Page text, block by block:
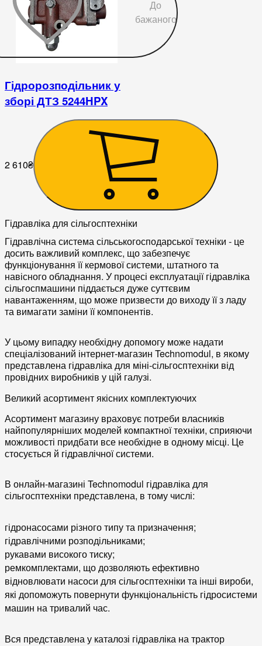
До
бажаного
Гідророзподільник у
зборі ДТЗ 5244HPX
2 610₴
Гідравліка для сільгосптехніки
Гідравлічна система сільськогосподарської техніки - це
досить важливий комплекс, що забезпечує
функціонування її кермової системи, штатного та
навісного обладнання. У процесі експлуатації гідравліка
сільгоспмашини піддається дуже суттєвим
навантаженням, що може призвести до виходу її з ладу
та вимагати заміни її компонентів.
У цьому випадку необхідну допомогу може надати
спеціалізований інтернет-магазин Technomodul, в якому
представлена гідравліка для міні-сільгосптехніки від
провідних виробників у цій галузі.
Великий асортимент якісних комплектуючих
Асортимент магазину враховує потреби власників
найпопулярніших моделей компактної техніки, сприяючи
можливості придбати все необхідне в одному місці. Це
стосується й гідравлічної системи.
В онлайн-магазині Technomodul гідравліка для
сільгосптехніки представлена, в тому числі:
гідронасосами різного типу та призначення;
гідравлічними розподільниками;
рукавами високого тиску;
ремкомплектами, що дозволяють ефективно
відновлювати насоси для сільгосптехніки та інші вироби,
які допоможуть повернути функціональність гідросистеми
машин на тривалий час.
Вся представлена у каталозі гідравліка на трактор